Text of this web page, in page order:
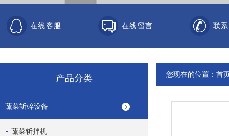
在线客服 在线留言 联
产品分类
蔬菜斩碎设备
蔬菜斩拌机
您现在的位置： 首